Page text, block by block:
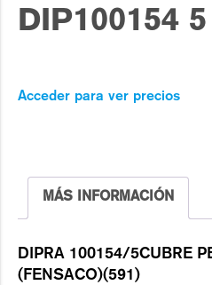
DIP100154 5
Acceder para ver precios
MÁS INFORMACIÓN
DIPRA 100154/5CUBRE
(FENSACO)(591)